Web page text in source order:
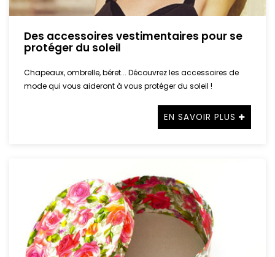
Des accessoires vestimentaires pour se
protéger du soleil
Chapeaux, ombrelle, béret... Découvrez les accessoires de
mode qui vous aideront à vous protéger du soleil !
EN SAVOIR PLUS